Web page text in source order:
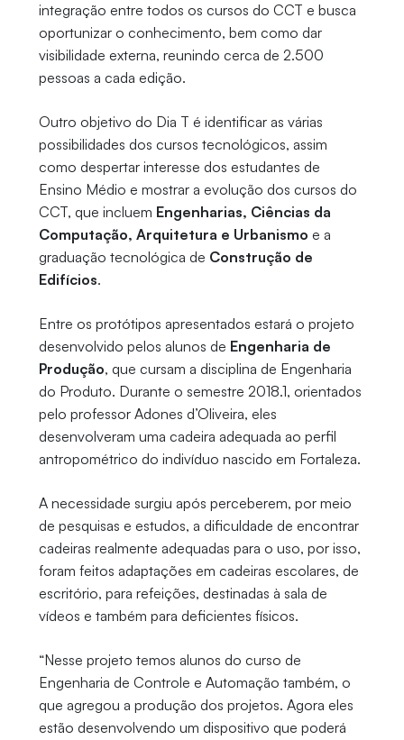
integração entre todos os cursos do CCT e busca
oportunizar o conhecimento, bem como dar
visibilidade externa, reunindo cerca de 2.500
pessoas a cada edição.
Outro objetivo do Dia T é identificar as várias
possibilidades dos cursos tecnológicos, assim
como despertar interesse dos estudantes de
Ensino Médio e mostrar a evolução dos cursos do
CCT, que incluem Engenharias, Ciências da
Computação, Arquitetura e Urbanismo e a
graduação tecnológica de Construção de
Edifícios.
Entre os protótipos apresentados estará o projeto
desenvolvido pelos alunos de Engenharia de
Produção, que cursam a disciplina de Engenharia
do Produto. Durante o semestre 2018.1, orientados
pelo professor Adones d’Oliveira, eles
desenvolveram uma cadeira adequada ao perfil
antropométrico do indivíduo nascido em Fortaleza.
A necessidade surgiu após perceberem, por meio
de pesquisas e estudos, a dificuldade de encontrar
cadeiras realmente adequadas para o uso, por isso,
foram feitos adaptações em cadeiras escolares, de
escritório, para refeições, destinadas à sala de
vídeos e também para deficientes físicos.
“Nesse projeto temos alunos do curso de
Engenharia de Controle e Automação também, o
que agregou a produção dos projetos. Agora eles
estão desenvolvendo um dispositivo que poderá